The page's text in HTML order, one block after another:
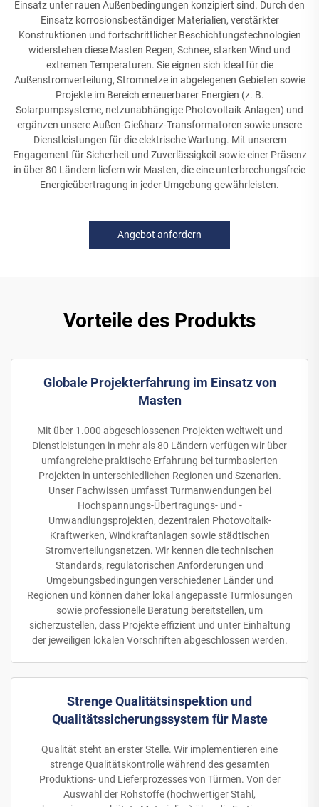
Einsatz unter rauen Außenbedingungen konzipiert sind. Durch den
Einsatz korrosionsbeständiger Materialien, verstärkter
Konstruktionen und fortschrittlicher Beschichtungstechnologien
widerstehen diese Masten Regen, Schnee, starken Wind und
extremen Temperaturen. Sie eignen sich ideal für die
Außenstromverteilung, Stromnetze in abgelegenen Gebieten sowie
Projekte im Bereich erneuerbarer Energien (z. B.
Solarpumpsysteme, netzunabhängige Photovoltaik-Anlagen) und
ergänzen unsere Außen-Gießharz-Transformatoren sowie unsere
Dienstleistungen für die elektrische Wartung. Mit unserem
Engagement für Sicherheit und Zuverlässigkeit sowie einer Präsenz
in über 80 Ländern liefern wir Masten, die eine unterbrechungsfreie
Energieübertragung in jeder Umgebung gewährleisten.
Angebot anfordern
Vorteile des Produkts
Globale Projekterfahrung im Einsatz von
Masten
Mit über 1.000 abgeschlossenen Projekten weltweit und
Dienstleistungen in mehr als 80 Ländern verfügen wir über
umfangreiche praktische Erfahrung bei turmbasierten
Projekten in unterschiedlichen Regionen und Szenarien.
Unser Fachwissen umfasst Turmanwendungen bei
Hochspannungs-Übertragungs- und -
Umwandlungsprojekten, dezentralen Photovoltaik-
Kraftwerken, Windkraftanlagen sowie städtischen
Stromverteilungsnetzen. Wir kennen die technischen
Standards, regulatorischen Anforderungen und
Umgebungsbedingungen verschiedener Länder und
Regionen und können daher lokal angepasste Turmlösungen
sowie professionelle Beratung bereitstellen, um
sicherzustellen, dass Projekte effizient und unter Einhaltung
der jeweiligen lokalen Vorschriften abgeschlossen werden.
Strenge Qualitätsinspektion und
Qualitätssicherungssystem für Maste
Qualität steht an erster Stelle. Wir implementieren eine
strenge Qualitätskontrolle während des gesamten
Produktions- und Lieferprozesses von Türmen. Von der
Auswahl der Rohstoffe (hochwertiger Stahl,